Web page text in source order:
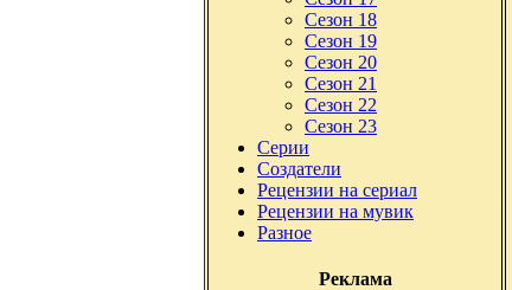
Сезон 18
Сезон 19
Сезон 20
Сезон 21
Сезон 22
Сезон 23
Серии
Создатели
Рецензии на сериал
Рецензии на мувик
Разное
Реклама